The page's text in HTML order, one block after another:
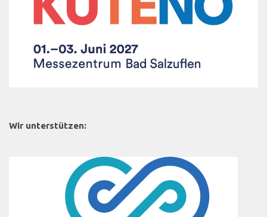
Wir unterstützen: